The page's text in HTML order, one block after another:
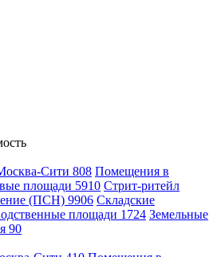
Сити 808 Помещения в
площади 5910 Стрит-ритейл
(ПСН) 9906 Складские
площади 1724 Земельные
90